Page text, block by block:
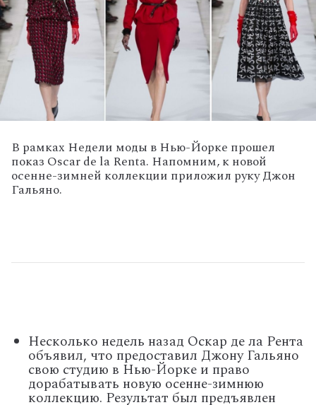
В рамках Недели моды в Нью-Йорке прошел
показ Oscar de la Renta. Напомним, к новой
осенне-зимней коллекции приложил руку Джон
Гальяно.
Несколько недель назад Оскар де ла Рента
объявил, что предоставил Джону Гальяно
свою студию в Нью-Йорке и право
дорабатывать новую осенне-зимнюю
коллекцию. Результат был предъявлен